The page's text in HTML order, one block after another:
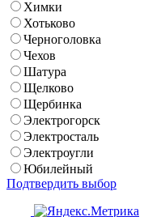
Химки
Хотьково
Черноголовка
Чехов
Шатура
Щелково
Щербинка
Электрогорск
Электросталь
Электроугли
Юбилейный
Подтвердить выбор